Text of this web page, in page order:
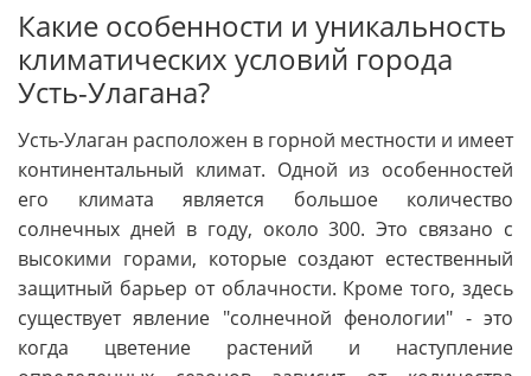
Какие особенности и уникальность
климатических условий города
Усть-Улагана?
Усть-Улаган расположен в горной местности и имеет
континентальный климат. Одной из особенностей
его климата является большое количество
солнечных дней в году, около 300. Это связано с
высокими горами, которые создают естественный
защитный барьер от облачности. Кроме того, здесь
существует явление "солнечной фенологии" - это
когда цветение растений и наступление